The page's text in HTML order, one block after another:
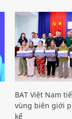
BAT Việt Nam
vùng biên giới
kế